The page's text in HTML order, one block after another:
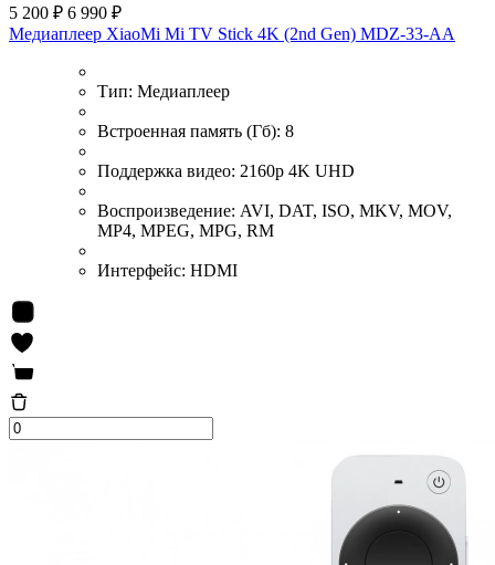
5 200 ₽ 6 990 ₽
Медиаплеер XiaoMi Mi TV Stick 4K (2nd Gen) MDZ-33-AA
Тип: Медиаплеер
Встроенная память (Гб): 8
Поддержка видео: 2160p 4K UHD
Воспроизведение: AVI, DAT, ISO, MKV, MOV,
MP4, MPEG, MPG, RM
Интерфейс: HDMI